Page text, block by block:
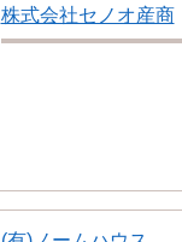
株式会社セノオ産商